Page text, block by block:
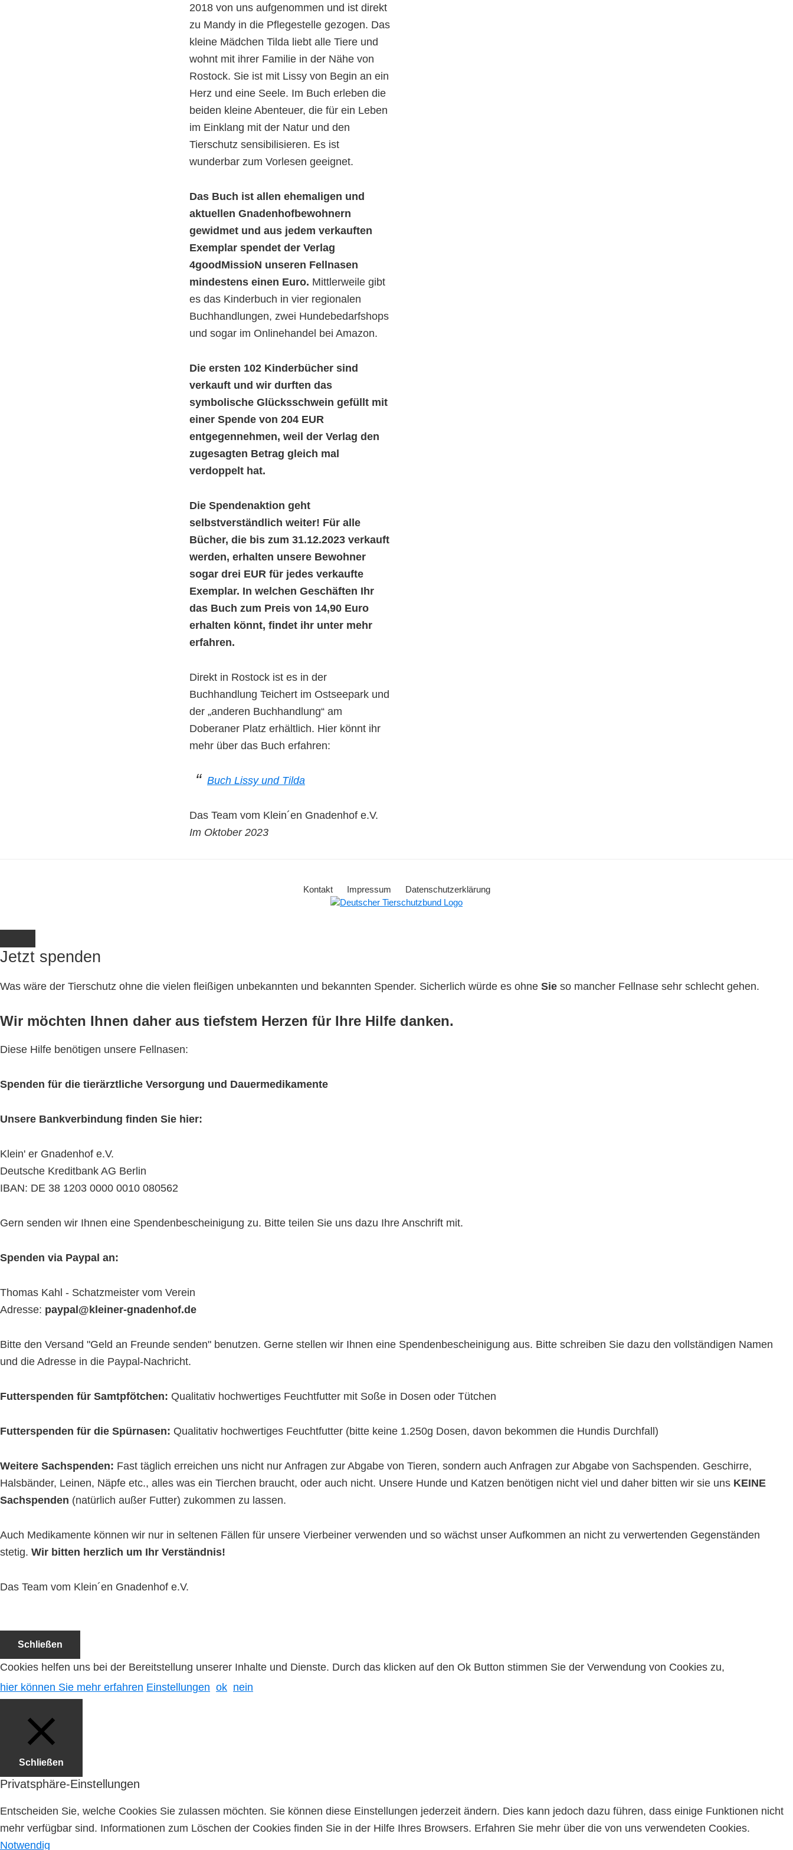
2018 von uns aufgenommen und ist direkt
zu Mandy in die Pflegestelle gezogen. Das
kleine Mädchen Tilda liebt alle Tiere und
wohnt mit ihrer Familie in der Nähe von
Rostock. Sie ist mit Lissy von Begin an ein
Herz und eine Seele. Im Buch erleben die
beiden kleine Abenteuer, die für ein Leben
im Einklang mit der Natur und den
Tierschutz sensibilisieren. Es ist
wunderbar zum Vorlesen geeignet.
Das Buch ist allen ehemaligen und
aktuellen Gnadenhofbewohnern
gewidmet und aus jedem verkauften
Exemplar spendet der Verlag
4goodMissioN unseren Fellnasen
mindestens einen Euro. Mittlerweile gibt
es das Kinderbuch in vier regionalen
Buchhandlungen, zwei Hundebedarfshops
und sogar im Onlinehandel bei Amazon.
Die ersten 102 Kinderbücher sind
verkauft und wir durften das
symbolische Glücksschwein gefüllt mit
einer Spende von 204 EUR
entgegennehmen, weil der Verlag den
zugesagten Betrag gleich mal
verdoppelt hat.
Die Spendenaktion geht
selbstverständlich weiter! Für alle
Bücher, die bis zum 31.12.2023 verkauft
werden, erhalten unsere Bewohner
sogar drei EUR für jedes verkaufte
Exemplar. In welchen Geschäften Ihr
das Buch zum Preis von 14,90 Euro
erhalten könnt, findet ihr unter mehr
erfahren.
Direkt in Rostock ist es in der
Buchhandlung Teichert im Ostseepark und
der „anderen Buchhandlung“ am
Doberaner Platz erhältlich. Hier könnt ihr
mehr über das Buch erfahren:
Buch Lissy und Tilda
Das Team vom Klein´en Gnadenhof e.V.
Im Oktober 2023
Kontakt Impressum Datenschutzerklärung
Jetzt spenden
Was wäre der Tierschutz ohne die vielen fleißigen unbekannten und bekannten Spender. Sicherlich würde es ohne Sie so mancher Fellnase sehr schlecht gehen.
Wir möchten Ihnen daher aus tiefstem Herzen für Ihre Hilfe danken.
Diese Hilfe benötigen unsere Fellnasen:
Spenden für die tierärztliche Versorgung und Dauermedikamente
Unsere Bankverbindung finden Sie hier:
Klein' er Gnadenhof e.V.
Deutsche Kreditbank AG Berlin
IBAN: DE 38 1203 0000 0010 080562
Gern senden wir Ihnen eine Spendenbescheinigung zu. Bitte teilen Sie uns dazu Ihre Anschrift mit.
Spenden via Paypal an:
Thomas Kahl - Schatzmeister vom Verein
Adresse: paypal@kleiner-gnadenhof.de
Bitte den Versand "Geld an Freunde senden" benutzen. Gerne stellen wir Ihnen eine Spendenbescheinigung aus. Bitte schreiben Sie dazu den vollständigen Namen
und die Adresse in die Paypal-Nachricht.
Futterspenden für Samtpfötchen: Qualitativ hochwertiges Feuchtfutter mit Soße in Dosen oder Tütchen
Futterspenden für die Spürnasen: Qualitativ hochwertiges Feuchtfutter (bitte keine 1.250g Dosen, davon bekommen die Hundis Durchfall)
Weitere Sachspenden: Fast täglich erreichen uns nicht nur Anfragen zur Abgabe von Tieren, sondern auch Anfragen zur Abgabe von Sachspenden. Geschirre,
Halsbänder, Leinen, Näpfe etc., alles was ein Tierchen braucht, oder auch nicht. Unsere Hunde und Katzen benötigen nicht viel und daher bitten wir sie uns KEINE
Sachspenden (natürlich außer Futter) zukommen zu lassen.
Auch Medikamente können wir nur in seltenen Fällen für unsere Vierbeiner verwenden und so wächst unser Aufkommen an nicht zu verwertenden Gegenständen
stetig. Wir bitten herzlich um Ihr Verständnis!
Das Team vom Klein´en Gnadenhof e.V.
Schließen
Cookies helfen uns bei der Bereitstellung unserer Inhalte und Dienste. Durch das klicken auf den Ok Button stimmen Sie der Verwendung von Cookies zu,
hier können Sie mehr erfahren Einstellungen ok nein
Schließen
Privatsphäre-Einstellungen
Entscheiden Sie, welche Cookies Sie zulassen möchten. Sie können diese Einstellungen jederzeit ändern. Dies kann jedoch dazu führen, dass einige Funktionen nicht
mehr verfügbar sind. Informationen zum Löschen der Cookies finden Sie in der Hilfe Ihres Browsers. Erfahren Sie mehr über die von uns verwendeten Cookies.
Notwendig